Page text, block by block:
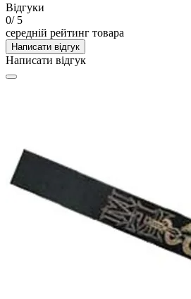
Відгуки
0/ 5
середній рейтинг товара
Написати відгук
Написати відгук